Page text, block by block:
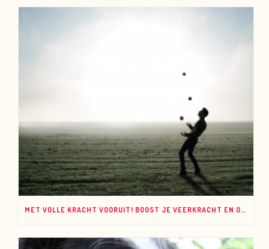
MET VOLLE KRACHT VOORUIT! BOOST JE VEERKRACHT EN ONDERNEMERSCHAP!